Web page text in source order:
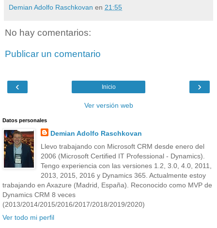
Demian Adolfo Raschkovan en 21:55
No hay comentarios:
Publicar un comentario
‹ ›
Inicio
Ver versión web
Datos personales
Demian Adolfo Raschkovan
Llevo trabajando con Microsoft CRM desde enero del
2006 (Microsoft Certified IT Professional - Dynamics).
Tengo experiencia con las versiones 1.2, 3.0, 4.0, 2011,
2013, 2015, 2016 y Dynamics 365. Actualmente estoy
trabajando en Axazure (Madrid, España). Reconocido como MVP de
Dynamics CRM 8 veces
(2013/2014/2015/2016/2017/2018/2019/2020)
Ver todo mi perfil